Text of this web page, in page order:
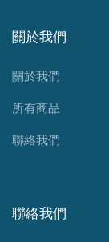
關於我們
關於我們
所有商品
聯絡我們
聯絡我們